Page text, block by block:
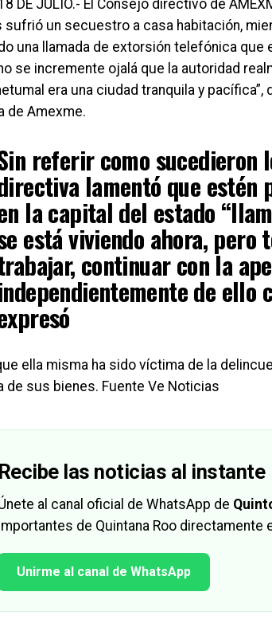
DE JULIO.- El Consejo directivo de
sufrió un secuestro a casa habitación,
una llamada de extorsión telefónica
se incremente ojalá que la autoridad
era una ciudad tranquila y pacífica”,
de Amexme.
referir como sucedieron
lamentó que estén
la capital del estado
está viviendo ahora, pero
continuar con la
de ello
ella misma ha sido víctima de la
de sus bienes. Fuente Ve Noticias
Recibe las noticias al instante
al canal oficial de WhatsApp de
de Quintana Roo directamente
Unirme al canal de WhatsApp